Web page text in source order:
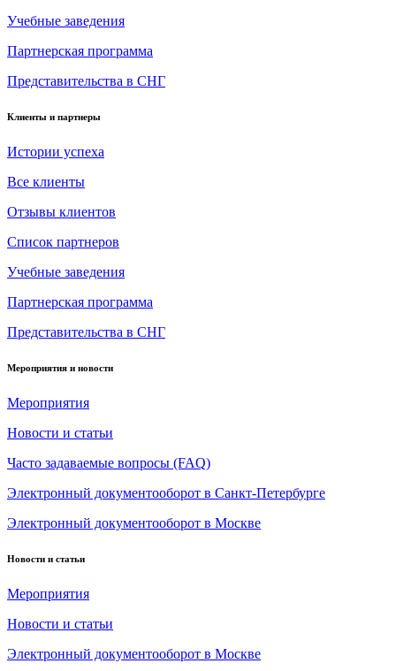
Учебные заведения
Партнерская программа
Представительства в СНГ
Клиенты и партнеры
Истории успеха
Все клиенты
Отзывы клиентов
Список партнеров
Учебные заведения
Партнерская программа
Представительства в СНГ
Мероприятия и новости
Мероприятия
Новости и статьи
Часто задаваемые вопросы (FAQ)
Электронный документооборот в Санкт-Петербурге
Электронный документооборот в Москве
Новости и статьи
Мероприятия
Новости и статьи
Электронный документооборот в Москве